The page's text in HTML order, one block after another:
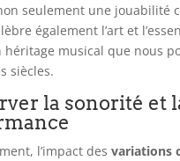
seulement une jouabilité
également l’art et
héritage musical que nous
siècles.
la sonorité et
l’impact des variations